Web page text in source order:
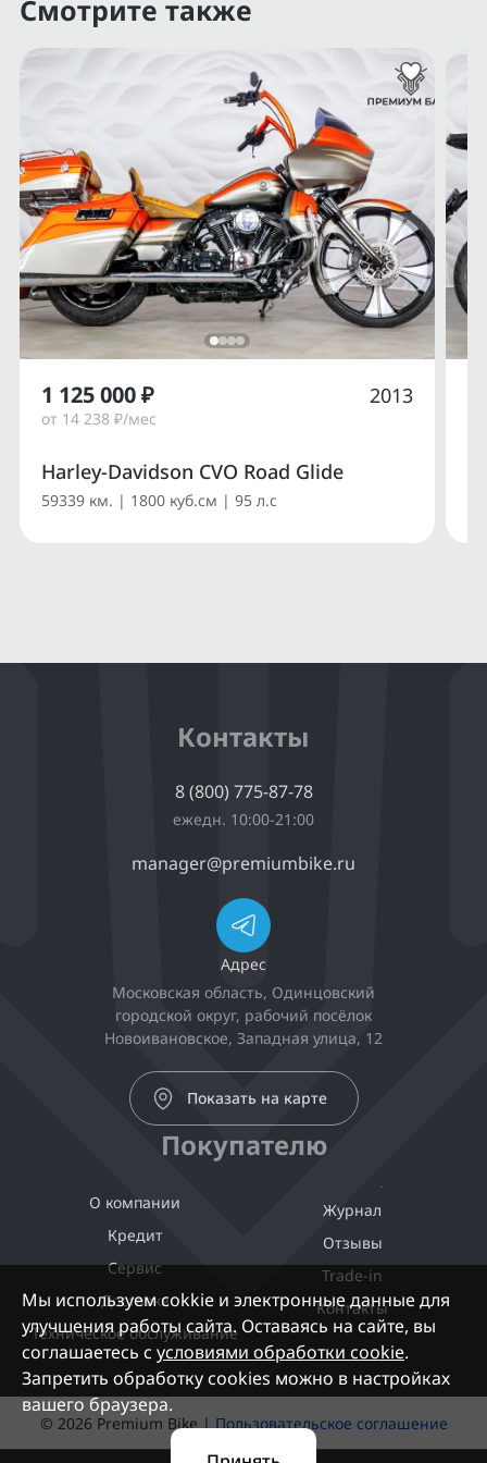
Смотрите также
Harley-Davidson CVO Road Glide
59339 км. | 1800 куб.см | 95 л.с
1 125 000 ₽
от 14 238 ₽/мес
2013
Контакты
8 (800) 775-87-78
ежедн. 10:00-21:00
manager@premiumbike.ru
Адрес
Московская область, Одинцовский
городской округ, рабочий посёлок
Новоивановское, Западная улица, 12
Показать на карте
Покупателю
О компании
Кредит
Сервис
Доставка
Техническое обслуживание
Журнал
Отзывы
Trade-in
Контакты
© 2026 Premium Bike |Пользовательское соглашение
Мы используем cokkie и электронные данные для
улучшения работы сайта. Оставаясь на сайте, вы
соглашаетесь с условиями обработки cookie.
Запретить обработку cookies можно в настройках
вашего браузера.